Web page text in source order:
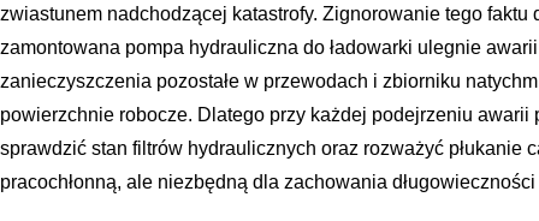
zwiastunem nadchodzącej katastrofy. Zignorowanie tego
zamontowana pompa hydrauliczna do ładowarki ulegnie
zanieczyszczenia pozostałe w przewodach i zbiorniku
powierzchnie robocze. Dlatego przy każdej podejrzeniu
sprawdzić stan filtrów hydraulicznych oraz rozważyć płukanie
pracochłonną, ale niezbędną dla zachowania